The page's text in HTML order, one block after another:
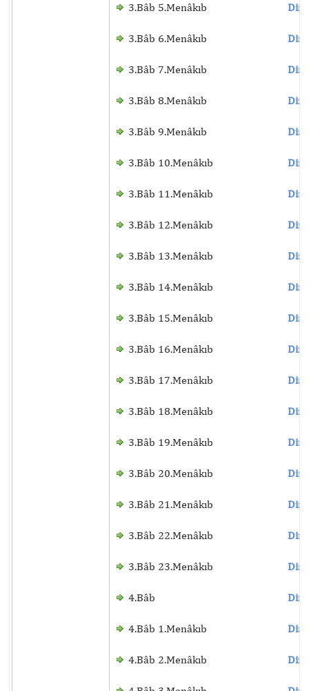
3.Bâb 5.Menâkıb
3.Bâb 6.Menâkıb
3.Bâb 7.Menâkıb
3.Bâb 8.Menâkıb
3.Bâb 9.Menâkıb
3.Bâb 10.Menâkıb
3.Bâb 11.Menâkıb
3.Bâb 12.Menâkıb
3.Bâb 13.Menâkıb
3.Bâb 14.Menâkıb
3.Bâb 15.Menâkıb
3.Bâb 16.Menâkıb
3.Bâb 17.Menâkıb
3.Bâb 18.Menâkıb
3.Bâb 19.Menâkıb
3.Bâb 20.Menâkıb
3.Bâb 21.Menâkıb
3.Bâb 22.Menâkıb
3.Bâb 23.Menâkıb
4.Bâb
4.Bâb 1.Menâkıb
4.Bâb 2.Menâkıb